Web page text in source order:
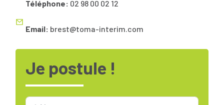
Téléphone: 02 98 00 02 12
Email: brest@toma-interim.com
Je postule !